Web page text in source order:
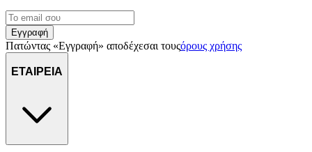
Εγγραφή
Πατώντας «Εγγραφή» αποδέχεσαι τουςόρους χρήσης
ΕΤΑΙΡΕΙΑ